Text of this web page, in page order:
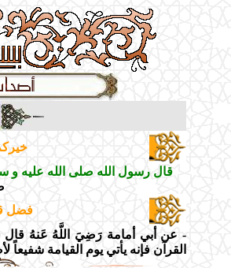
قال رسول الله صلى الله عليه و
فضل
- عن أبي أمامة رَضِيَ اللَّهُ عَنهُ
القرآن فإنه يأتي يوم القيامة شفيعاً